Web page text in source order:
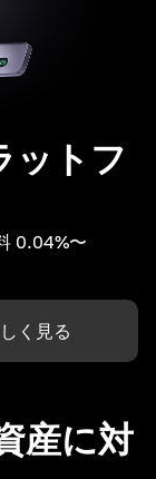
ットフ
0.04%〜
く見る
産に対